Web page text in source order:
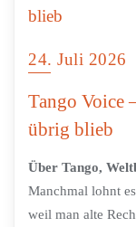
24. Juli 2026
Tango Voice
übrig blieb
Über Tango,
Manchmal lohnt
weil man alte